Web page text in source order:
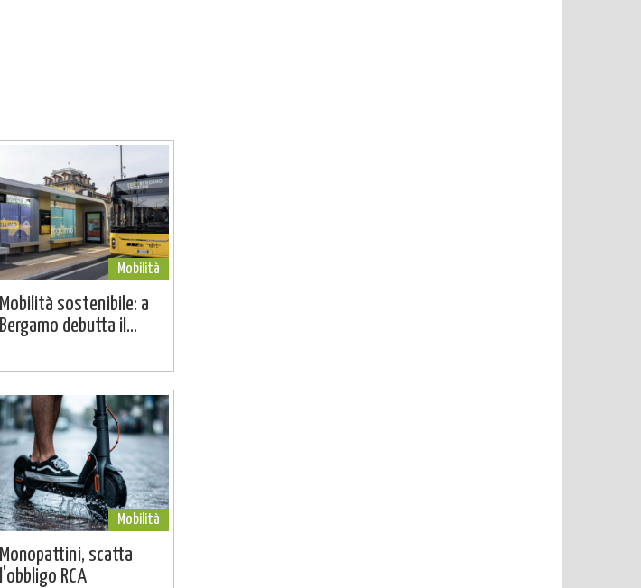
Mobilità
Mobilità sostenibile: a
Bergamo debutta il...
Mobilità
Monopattini, scatta
l'obbligo RCA